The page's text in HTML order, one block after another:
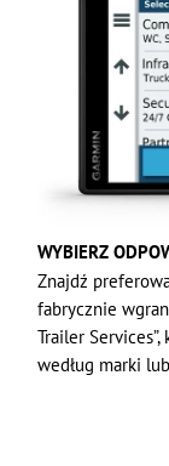
WYBIERZ
Znajdź
fabrycznie
Trailer
według marki